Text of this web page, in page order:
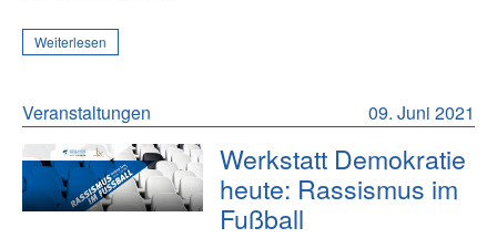
Weiterlesen
09. Juni 2021
Veranstaltungen
Werkstatt Demokratie
heute: Rassismus im
Fußball